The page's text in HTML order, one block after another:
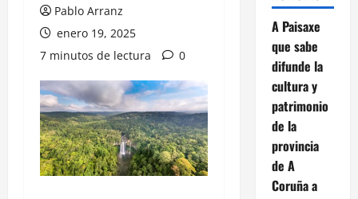
Pablo Arranz
enero 19, 2025
7 minutos de lectura
0
A Paisaxe
que sabe
difunde la
cultura y
patrimonio
de la
provincia
de A
Coruña a